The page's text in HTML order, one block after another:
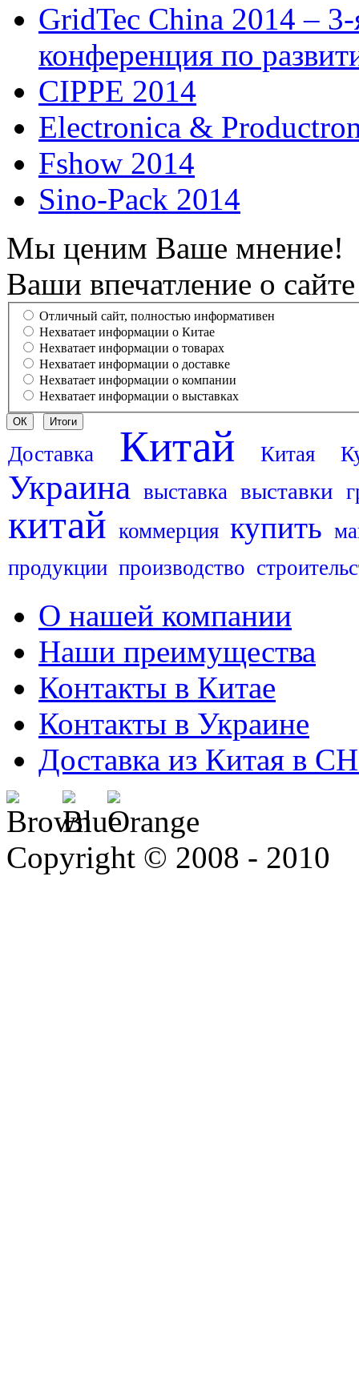
GridTec China 2014 –
конференция по
CIPPE 2014
Electronica &
Fshow 2014
Sino-Pack 2014
Мы ценим Ваше мнение!
Ваши впечатление о сайте
Отличный сайт, полностью информативен
Нехватает информации о Китае
Нехватает информации о товарах
Нехватает информации о доставке
Нехватает информации о компании
Нехватает информации о выставках
Доставка Китай Китая
Украина выставка выставки
китай коммерция купить
продукции производство
О нашей компании
Наши преимущества
Контакты в Китае
Контакты в Украине
Доставка из Китая в
Copyright © 2008 - 2010